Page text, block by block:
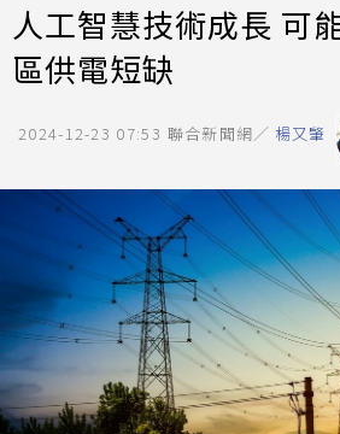
人工智慧技術成長 可
區供電短缺
2024-12-23 07:53 聯合新聞網／ 楊又肇